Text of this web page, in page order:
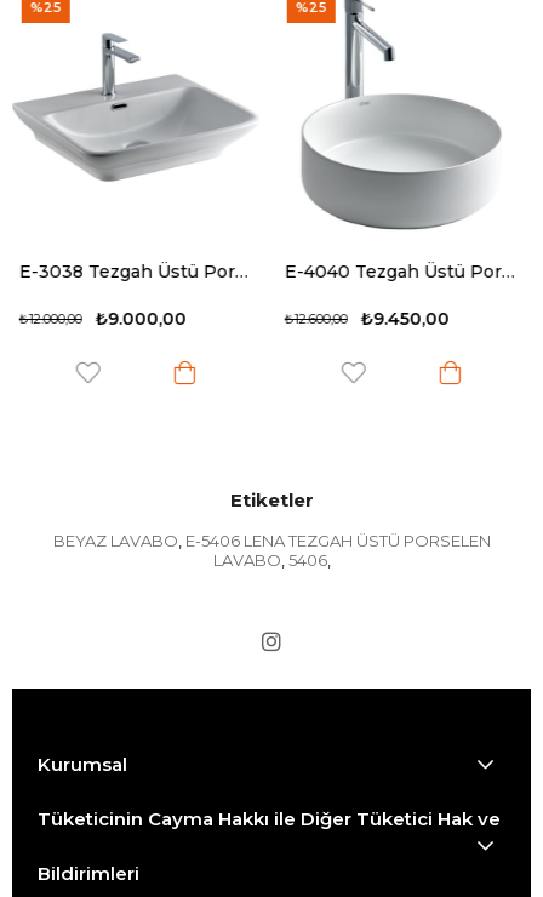
E-3038 Tezgah Üstü Porselen Lavabo E-4040 Tezgah Üstü Porselen Lavabo
₺9.450,00
₺12.600,00 ₺10.200,00
Etiketler
BEYAZ LAVABO E-5406 LENA TEZGAH ÜSTÜ PORSELEN
LAVABO 5406,
Kurumsal
Tüketicinin Cayma Hakkı ile Diğer Tüketici Hak ve
Bildirimleri